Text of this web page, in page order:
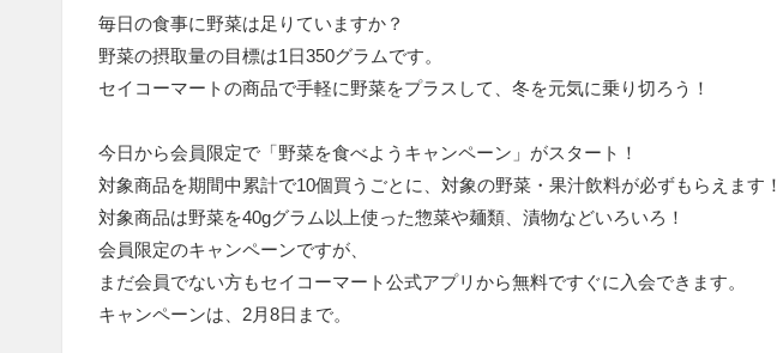
毎日の食事に野菜は足りていますか？
野菜の摂取量の目標は1日350グラムです。
セイコーマートの商品で手軽に野菜をプラスして、冬を元気に乗り切ろう！
今日から会員限定で「野菜を食べようキャンペーン」がスタート！
対象商品を期間中累計で10個買うごとに、対象の野菜・果汁飲料が必ずもらえます！
対象商品は野菜を40gグラム以上使った惣菜や麺類、漬物などいろいろ！
会員限定のキャンペーンですが、
まだ会員でない方もセイコーマート公式アプリから無料ですぐに入会できます。
キャンペーンは、2月8日まで。